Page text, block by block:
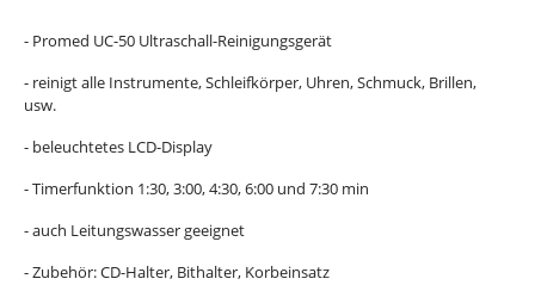
- Promed UC-50 Ultraschall-Reinigungsgerät
- reinigt alle Instrumente, Schleifkörper, Uhren, Schmuck, Brillen,
usw.
- beleuchtetes LCD-Display
- Timerfunktion 1:30, 3:00, 4:30, 6:00 und 7:30 min
- auch Leitungswasser geeignet
- Zubehör: CD-Halter, Bithalter, Korbeinsatz